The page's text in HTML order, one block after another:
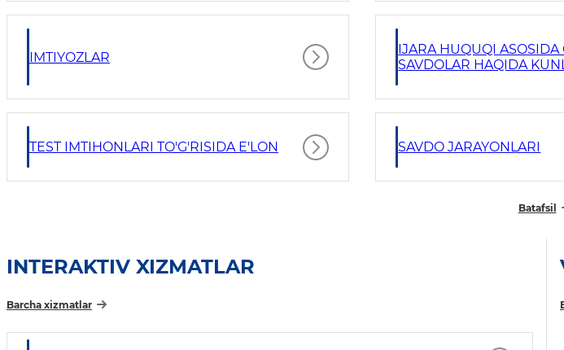
IMTIYOZLAR
IJARA HUQUQI ASOSIDA
SAVDOLAR HAQIDA
TEST IMTIHONLARI TO'G'RISIDA E'LON SAVDO JARAYONLARI
Batafsil
INTERAKTIV XIZMATLAR
Barcha xizmatlar